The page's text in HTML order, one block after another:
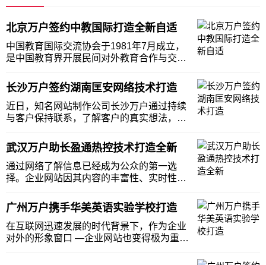
北京万户签约中教国际打造全新自适
中国教育国际交流协会于1981年7月成立，
是中国教育界开展民间对外教育合作与交流
是常设办事机构。由于中国教育国际交流协
会发展需求，决定携手老牌网站建设公司北
京万户网络展开合作，共同打造全新自适应
网站。
长沙万户签约湖南匡安网络技术打造
近日，知名网站制作公司长沙万户通过持续
与客户保持联系，了解客户的真实想法，积
匡安网络技术有限公司的肯定;双方日前就全
新网站建设项目签订了合约，共同打造湖南
匡安网络技术有限公司全新网站。湖南匡安
网络技术有
武汉万户助长盈通热控技术打造全新
通过网络了解信息已经成为公众的第一选
择。企业网站因其内容的丰富性、实时性、
重，成为其展示企业形象、产品与服务的重
要窗口和沟通内外的平台。武汉长盈通热控
技术有限公司于日前与武汉万户达成网站建
设的合作，借力武
广州万户携手华美英语实验学校打造
在互联网迅速发展的时代背景下，作为企业
对外的形象窗口 —企业网站也变得极为重